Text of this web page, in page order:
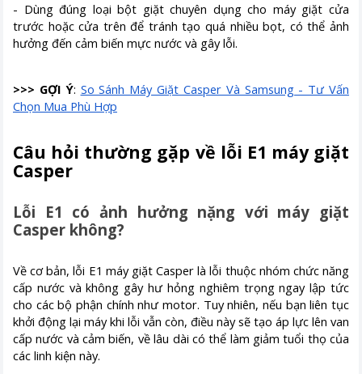
- Dùng đúng loại bột giặt chuyên dụng cho máy giặt cửa
trước hoặc cửa trên để tránh tạo quá nhiều bọt, có thể ảnh
hưởng đến cảm biến mực nước và gây lỗi.
>>> GỢI Ý: So Sánh Máy Giặt Casper Và Samsung - Tư Vấn
Chọn Mua Phù Hợp
Câu hỏi thường gặp về lỗi E1 máy giặt
Casper
Lỗi E1 có ảnh hưởng nặng với máy giặt
Casper không?
Về cơ bản, lỗi E1 máy giặt Casper là lỗi thuộc nhóm chức năng
cấp nước và không gây hư hỏng nghiêm trọng ngay lập tức
cho các bộ phận chính như motor. Tuy nhiên, nếu bạn liên tục
khởi động lại máy khi lỗi vẫn còn, điều này sẽ tạo áp lực lên van
cấp nước và cảm biến, về lâu dài có thể làm giảm tuổi thọ của
các linh kiện này.